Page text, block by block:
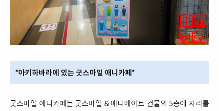
“아키하바라에 있는 굿스마일 애니카페”
굿스마일 애니카페는 굿스마일 & 애니메이트 건물의 5층에 자리를